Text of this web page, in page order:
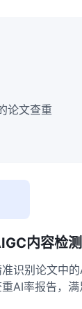
论文查重
内容检测
识别论文中
AI率报告，满